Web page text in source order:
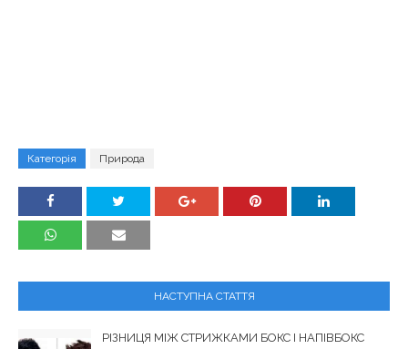
Категорія Природа
НАСТУПНА СТАТТЯ
РІЗНИЦЯ МІЖ СТРИЖКАМИ БОКС І НАПІВБОКС